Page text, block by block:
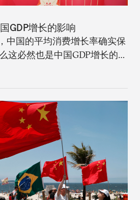
GDP增长的影响
中国的平均消费增长率确实保
这必然也是中国GDP增长的上